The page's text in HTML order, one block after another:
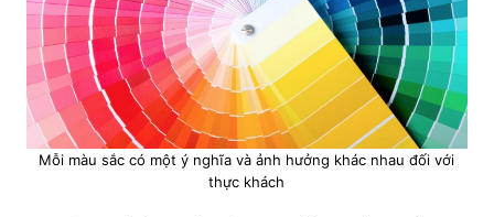
Mỗi màu sắc có một ý nghĩa và ảnh hưởng khác nhau đối với
thực khách